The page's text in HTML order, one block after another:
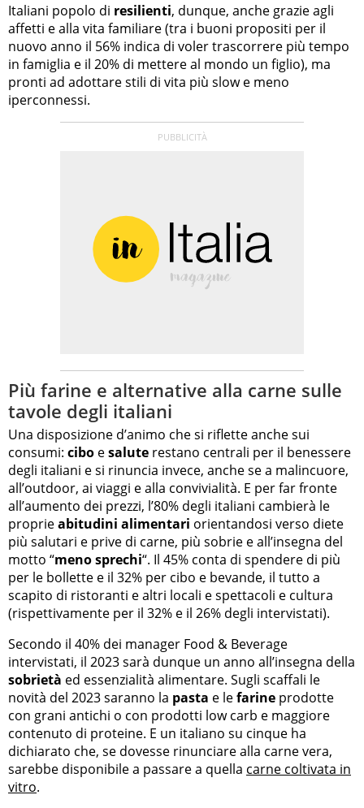
Italiani popolo di resilienti, dunque, anche grazie agli
affetti e alla vita familiare (tra i buoni propositi per il
nuovo anno il 56% indica di voler trascorrere più tempo
in famiglia e il 20% di mettere al mondo un figlio), ma
pronti ad adottare stili di vita più slow e meno
iperconnessi.
Più farine e alternative alla carne sulle
tavole degli italiani
Una disposizione d’animo che si riflette anche sui
consumi: cibo esalute restano centrali per il benessere
degli italiani e si rinuncia invece, anche se a malincuore,
all’outdoor, ai viaggi e alla convivialità. E per far fronte
all’aumento dei prezzi, l’80% degli italiani cambierà le
proprieabitudini alimentari orientandosi verso diete
più salutari e prive di carne, più sobrie e all’insegna del
motto “meno sprechi“. Il 45% conta di spendere di più
per le bollette e il 32% per cibo e bevande, il tutto a
scapito di ristoranti e altri locali e spettacoli e cultura
(rispettivamente per il 32% e il 26% degli intervistati).
Secondo il 40% dei manager Food & Beverage
intervistati, il 2023 sarà dunque un anno all’insegna della
sobrietà ed essenzialità alimentare. Sugli scaffali le
novità del 2023 saranno la pasta e lefarine prodotte
con grani antichi o con prodotti low carb e maggiore
contenuto di proteine. E un italiano su cinque ha
dichiarato che, se dovesse rinunciare alla carne vera,
sarebbe disponibile a passare a quella carne coltivata in
vitro.